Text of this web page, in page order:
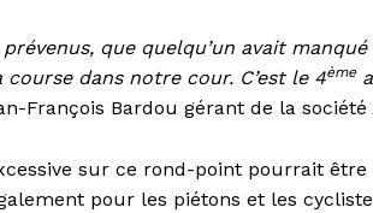
prévenus, que quelqu’un avait
dans notre cour. C’est le 4ème
François Bardou gérant de la société
sur ce rond-point pourrait
pour les piétons et les